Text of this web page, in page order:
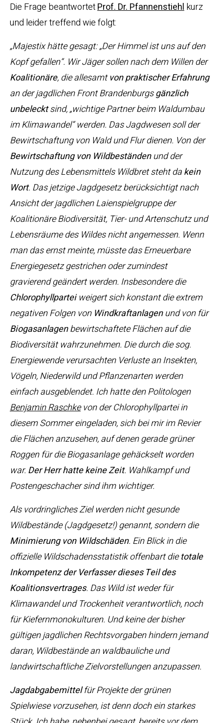
Die Frage beantwortetProf. Dr. Pfannenstiehlkurz
und leider treffend wie folgt:
„Majestix hätte gesagt: „Der Himmel ist uns auf den
Kopf gefallen“. Wir Jäger sollen nach dem Willen der
Koalitionäre, die allesamtvon praktischer Erfahrung
an der jagdlichen Front Brandenburgsgänzlich
unbelecktsind, „wichtige Partner beim Waldumbau
im Klimawandel“ werden. Das Jagdwesen soll der
Bewirtschaftung von Wald und Flur dienen. Von der
Bewirtschaftung von Wildbeständenund der
Nutzung des Lebensmittels Wildbret steht dakein
Wort. Das jetzige Jagdgesetz berücksichtigt nach
Ansicht der jagdlichen Laienspielgruppe der
Koalitionäre Biodiversität, Tier- und Artenschutz und
Lebensräume des Wildes nicht angemessen. Wenn
man das ernst meinte, müsste das Erneuerbare
Energiegesetz gestrichen oder zumindest
gravierend geändert werden. Insbesondere die
Chlorophyllparteiweigert sich konstant die extrem
negativen Folgen von Windkraftanlagenund von für
Biogasanlagenbewirtschaftete Flächen auf die
Biodiversität wahrzunehmen. Die durch die sog.
Energiewende verursachten Verluste an Insekten,
Vögeln, Niederwild und Pflanzenarten werden
einfach ausgeblendet. Ich hatte den Politologen
Benjamin Raschkevon der Chlorophyllpartei in
diesem Sommer eingeladen, sich bei mir im Revier
die Flächen anzusehen, auf denen gerade grüner
Roggen für die Biogasanlage gehäckselt worden
war. Der Herr hatte keine Zeit. Wahlkampf und
Postengeschacher sind ihm wichtiger.
Als vordringliches Ziel werden nicht gesunde
Wildbestände (Jagdgesetz!) genannt, sondern die
Minimierung von Wildschäden. Ein Blick in die
offizielle Wildschadensstatistik offenbart dietotale
Inkompetenz der Verfasser dieses Teil des
Koalitionsvertrages. Das Wild ist weder für
Klimawandel und Trockenheit verantwortlich, noch
für Kiefernmonokulturen. Und keine der bisher
gültigen jagdlichen Rechtsvorgaben hindern jemand
daran, Wildbestände an waldbauliche und
landwirtschaftliche Zielvorstellungen anzupassen.
Jagdabgabemittelfür Projekte der grünen
Spielwiese vorzusehen, ist denn doch ein starkes